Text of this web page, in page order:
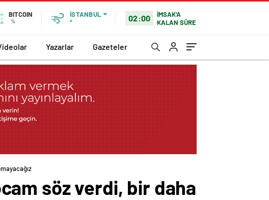
BITCOIN
%
İSTANBUL
°
02:00
İMSAK'A
KALAN SÜRE
Yazarlar Gazeteler
söz verdi, bir daha